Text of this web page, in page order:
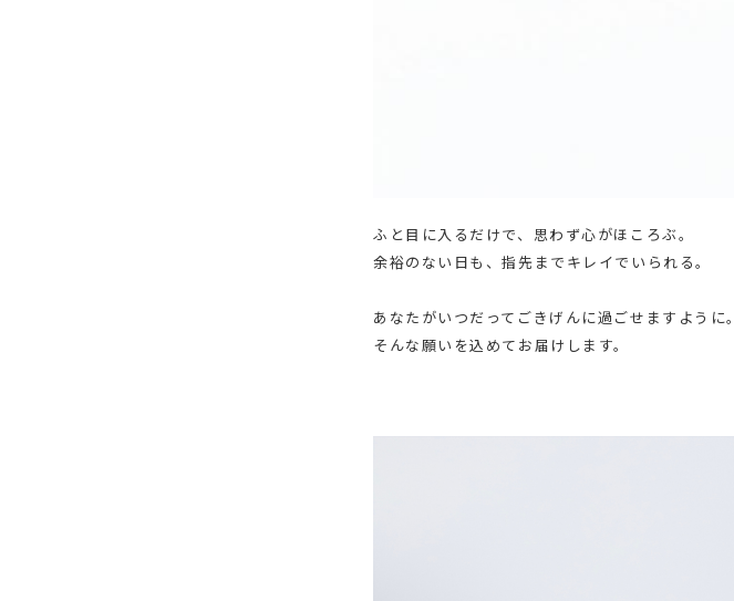
ふと目に入るだけで、思わず心がほころぶ。
余裕のない日も、指先までキレイでいられる。
あなたがいつだってごきげんに過ごせますように。
そんな願いを込めてお届けします。